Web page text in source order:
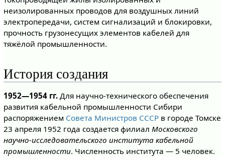
неизолированных проводов для воздушных линий
электропередачи, систем сигнализаций и блокировки,
прочность грузонесущих элементов кабелей для
тяжёлой промышленности.
История создания
1952—1954 гг.Для научно-технического обеспечения
развития кабельной промышленности Сибири
распоряжением Совета Министров СССРв городе Томске
23 апреля 1952 года создается филиал Московского
научно-исследовательского института кабельной
промышленности. Численность института — 5 человек.